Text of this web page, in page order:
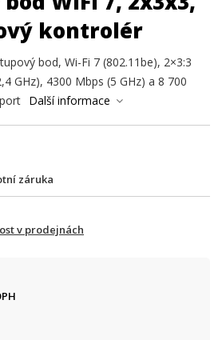
kontrolér
bod, Wi-Fi 7 (802.11be), 2×3:3
GHz), 4300 Mbps (5 GHz) a 8 700
Další informace
záruka
v prodejnách